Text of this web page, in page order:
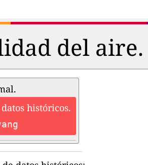
del aire.
históricos.